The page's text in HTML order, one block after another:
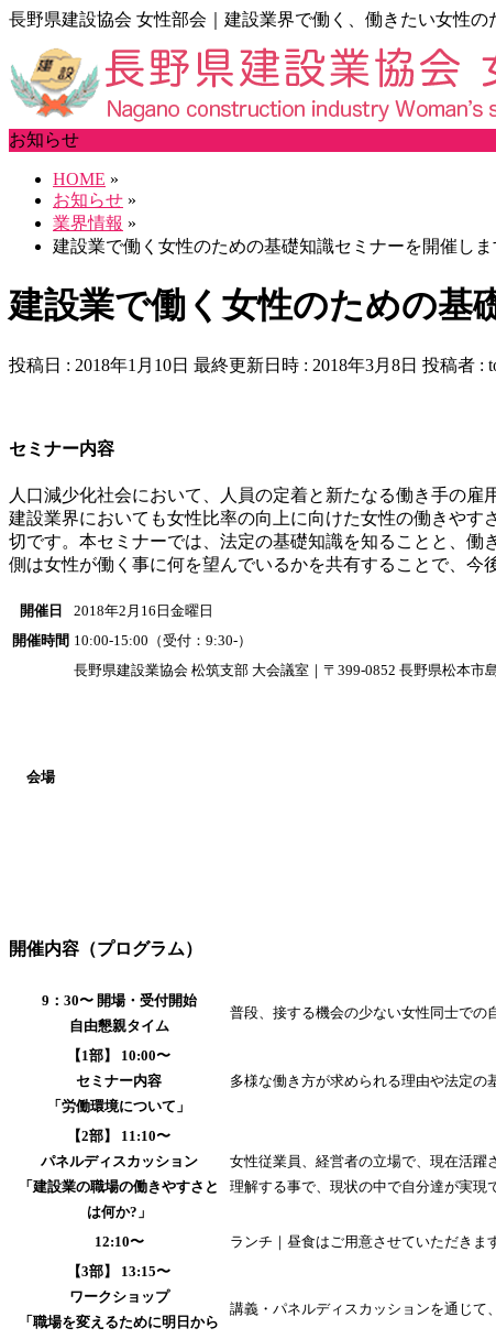
長野県建設協会 女性部会｜建設業界で働く、働きたい女性の
お知らせ
HOME »
お知らせ »
業界情報 »
建設業で働く女性のための基礎知識セミナーを開催しま
建設業で働く女性のための基
投稿日 : 2018年1月10日 最終更新日時 : 2018年3月8日 投稿者 :
セミナー内容
人口減少化社会において、人員の定着と新たなる働き手の雇
建設業界においても女性比率の向上に向けた女性の働きや
切です。本セミナーでは、法定の基礎知識を知ることと、
側は女性が働く事に何を望んでいるかを共有することで、今
開催日
2018年2月16日金曜日
開催時間 10:00-15:00（受付：9:30-）
会場
長野県建設業協会 松筑支部 大会議室｜〒399-0852 長野県松本市
開催内容（プログラム）
9：30〜 開場・受付開始
自由懇親タイム
普段、接する機会の少ない女性同士での
【1部】 10:00〜
セミナー内容
「労働環境について」
多様な働き方が求められる理由や法定の
【2部】 11:10〜
パネルディスカッション
「建設業の職場の働きやすさと
は何か?」
女性従業員、経営者の立場で、現在活躍
理解する事で、現状の中で自分達が実現
12:10〜
ランチ｜昼食はご用意させていただきま
【3部】 13:15〜
ワークショップ
「職場を変えるために明日から
講義・パネルディスカッションを通じて